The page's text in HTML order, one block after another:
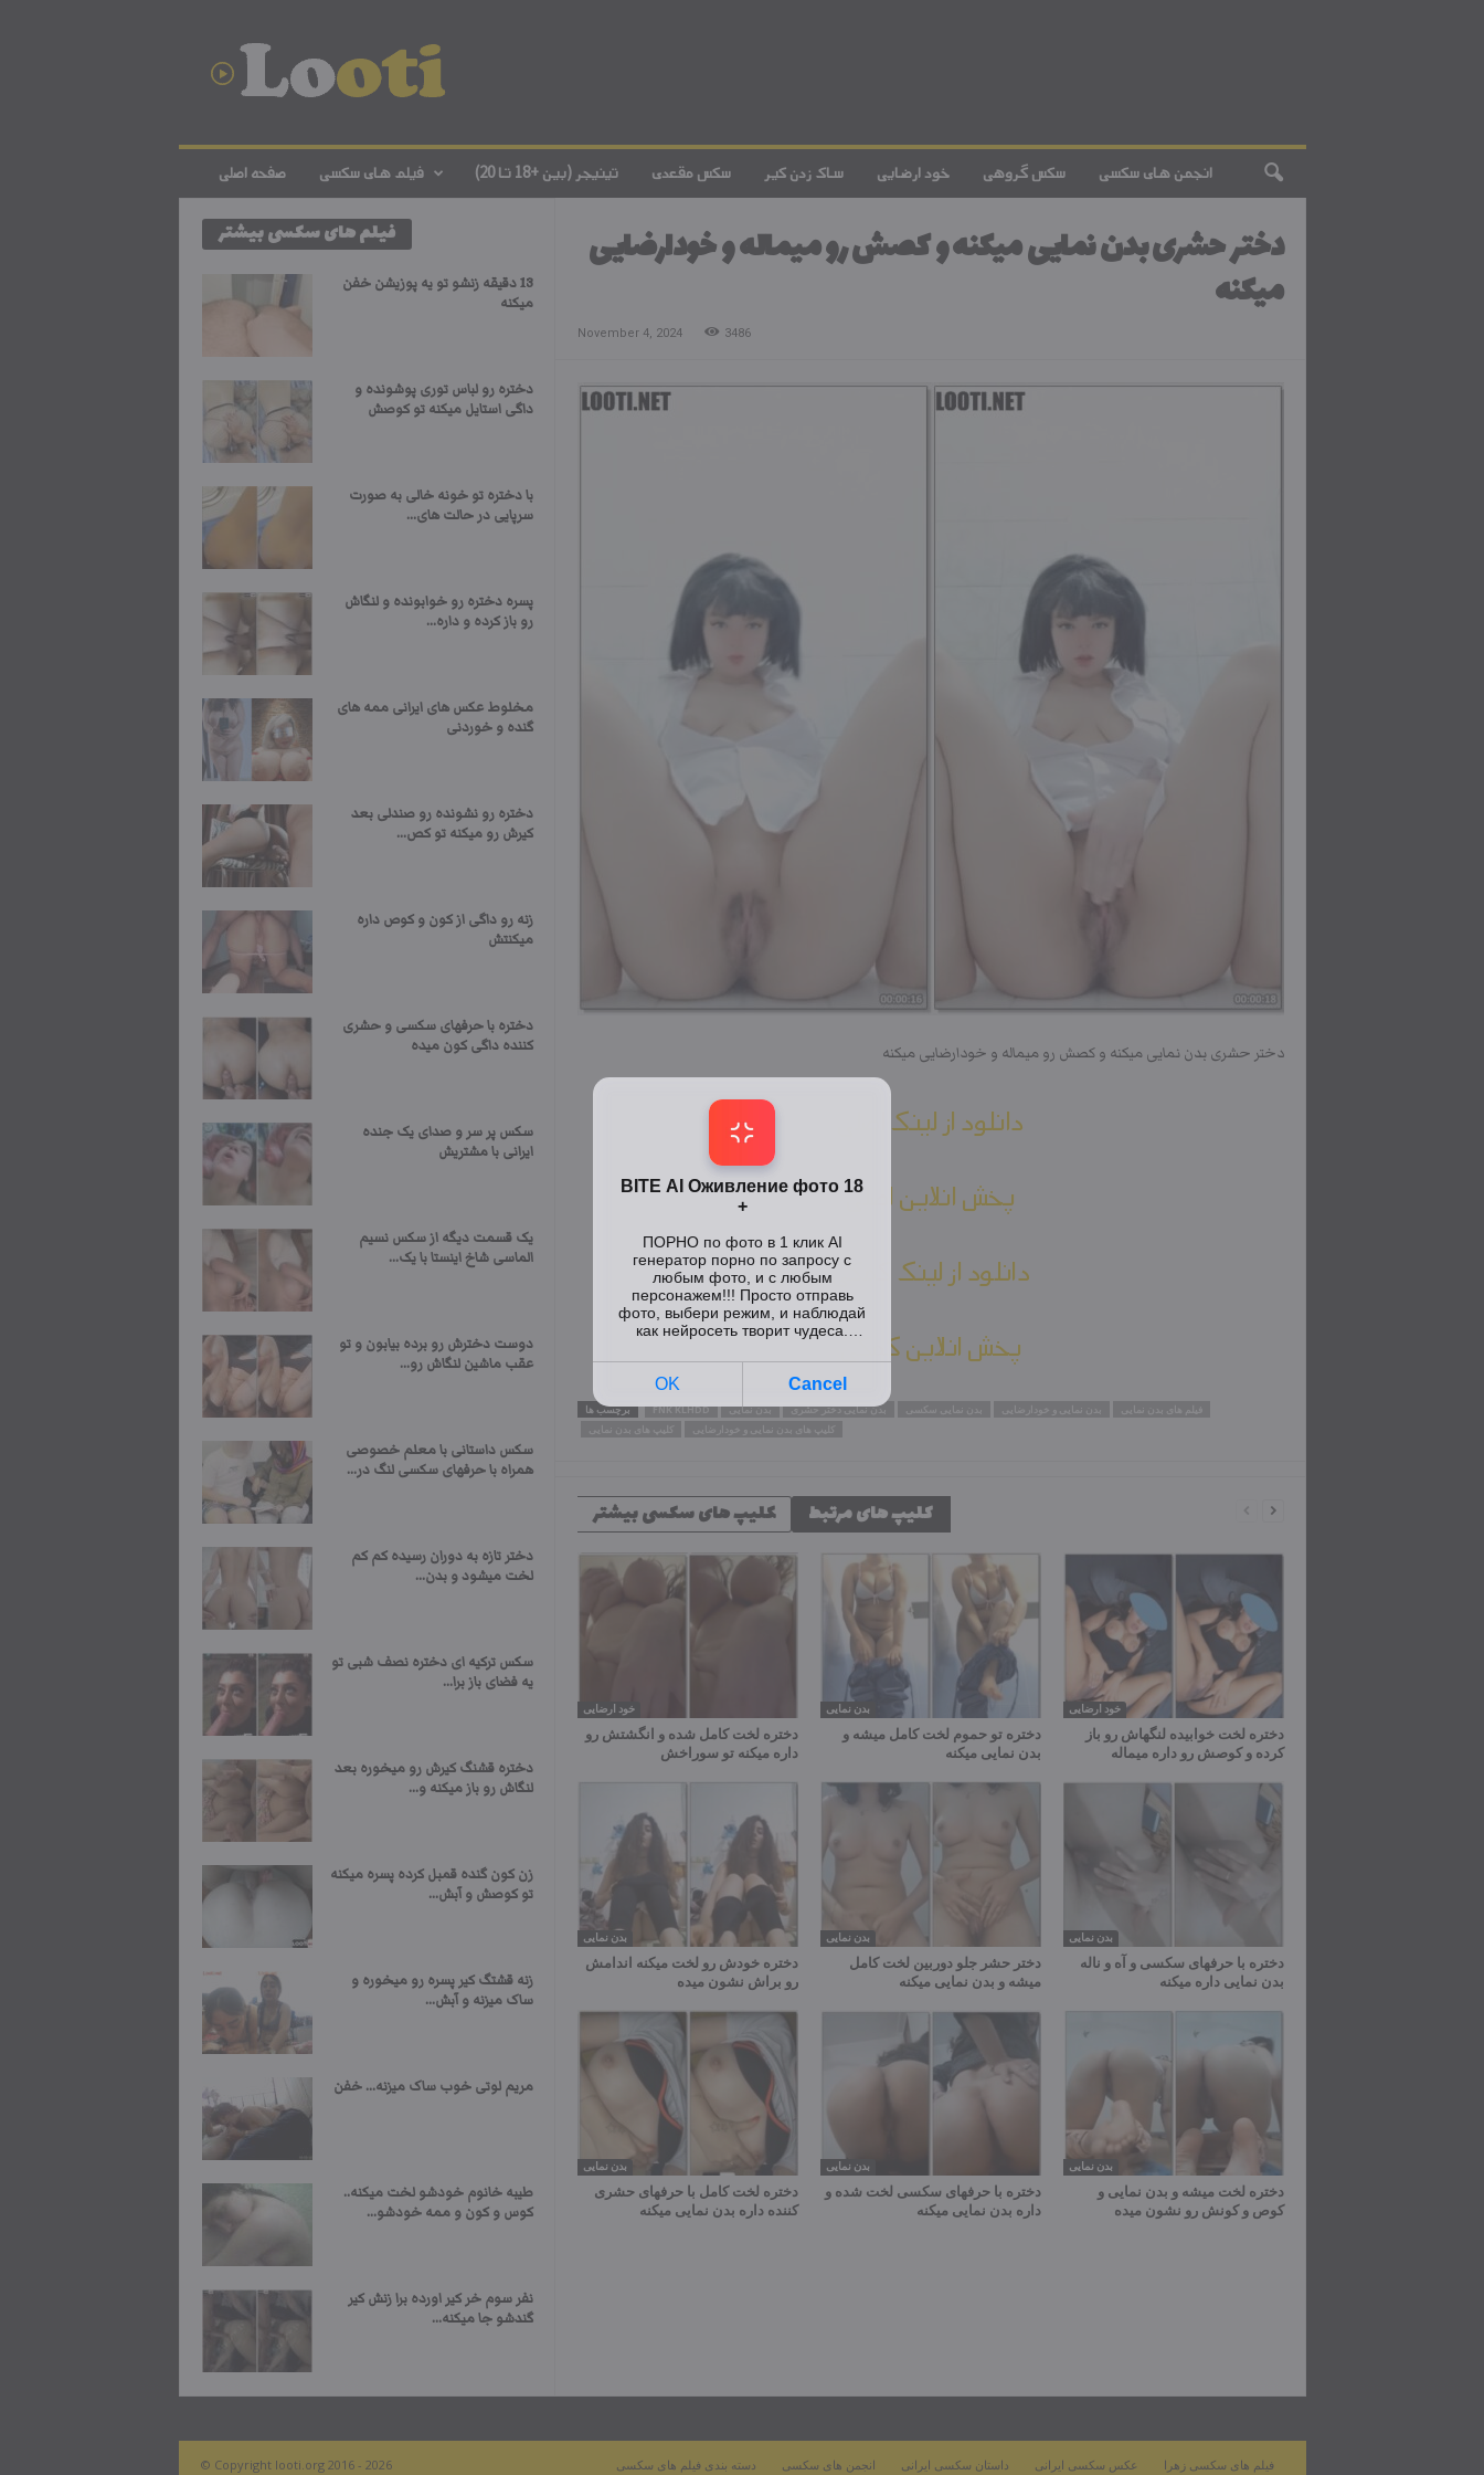
صفحه اصلی فیلم های سکسی تینیجر (بین +18 تا 20) سکس مقعدی ساک زدن کیر خود ارضایی سکس گروهی انجمن های سکسی
دختر حشری بدن نمایی میکنه و کصش رو میماله و خودارضایی
میکنه
November 4, 2024 3486
دختر حشری بدن نمایی میکنه و کصش رو میماله و خودارضایی میکنه
دانلود از لینک اصلی
پخش انلاین اصلی
دانلود از لینک کمکی
پخش انلاین کمکی
برچسب ها FNK KLHDD بدن نمایی بدن نمایی دختر حشری
کلیپ های مرتبط کلیپ های سکسی بیشتر
خود ارضایی
دختره لخت کامل شده و انگشتش رو
داره میکنه تو سوراخش
بدن نمایی
دختره تو حموم لخت کامل میشه و
بدن نمایی میکنه
خود ارضایی
دختره لخت خوابیده لنگهاش رو باز
کرده و کوصش رو داره میماله
بدن نمایی
دختره خودش رو لخت میکنه اندامش
رو براش نشون میده
بدن نمایی
دختر حشر جلو دوربین لخت کامل
میشه و بدن نمایی میکنه
بدن نمایی
دختره با حرفهای سکسی و آه و ناله
بدن نمایی داره میکنه
بدن نمایی
دختره لخت کامل با حرفهای حشری
کننده داره بدن نمایی میکنه
بدن نمایی
دختره با حرفهای سکسی لخت شده و
داره بدن نمایی میکنه
بدن نمایی
دختره لخت میشه و بدن نمایی و
کوص و کونش رو نشون میده
فیلم های سکسی بیشتر
13 دقیقه زنشو تو یه پوزیشن خفن
میکنه
دختره رو لباس توری پوشونده و
داگی استایل میکنه تو کوصش
با دختره تو خونه خالی به صورت
سرپایی در حالت های...
پسره دختره رو خوابونده و لنگاش
رو باز کرده و داره...
مخلوط عکس های ایرانی ممه های
گنده و خوردنی
دختره رو نشونده رو صندلی بعد
کیرش رو میکنه تو کص...
زنه رو داگی از کون و کوص داره
میکنتش
دختره با حرفهای سکسی و حشری
کننده داگی کون میده
سکس پر سر و صدای یک جنده
ایرانی با مشتریش
یک قسمت دیگه از سکس نسیم
الماسی شاخ اینستا با یک...
دوست دخترش رو برده بیابون و تو
عقب ماشین لنگاش رو...
سکس داستانی با معلم خصوصی
همراه با حرفهای سکسی لنگ در...
دختر تازه به دوران رسیده کم کم
لخت میشود و بدن...
سکس ترکیه ای دختره نصف شبی تو
یه فضای باز برا...
دختره قشنگ کیرش رو میخوره بعد
لنگاش رو باز میکنه و...
زن کون گنده قمبل کرده پسره میکنه
تو کوصش و آبش...
زنه قشتگ کیر پسره رو میخوره و
ساک میزنه و آبش...
مریم لوتی خوب ساک میزنه… خفن
طیبه خانوم خودشو لخت میکنه..
کوس و کون و ممه خودشو...
نفر سوم خر کیر اورده برا زنش کیر
گندشو جا میکنه...
دسته بندی فیلم های سکسی انجمن های سکسی داستان سکسی ایرانی عکس سکسی ایرانی فیلم های سکسی زهرا © Copyright looti.org 2016 - 2026